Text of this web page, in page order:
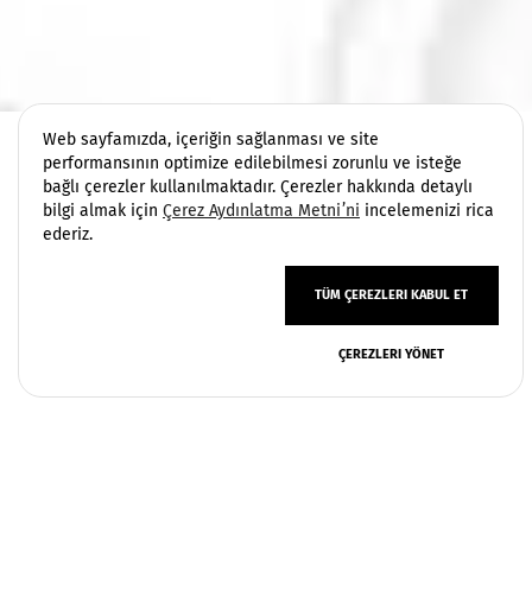
Web sayfamızda, içeriğin sağlanması ve site
performansının optimize edilebilmesi zorunlu ve isteğe
bağlı çerezler kullanılmaktadır. Çerezler hakkında detaylı
bilgi almak için Çerez Aydınlatma Metni’ni incelemenizi rica
ederiz.
TÜM ÇEREZLERI KABUL ET
ÇEREZLERI YÖNET